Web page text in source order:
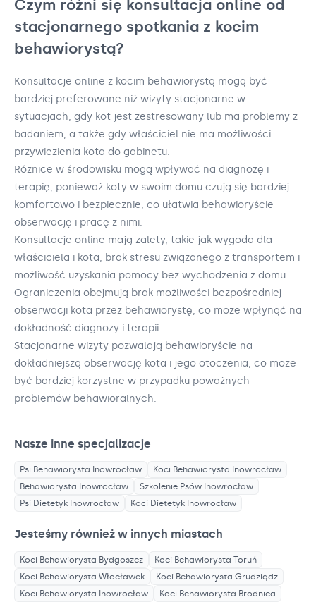
Czym różni się konsultacja online od
stacjonarnego spotkania z kocim
behawiorystą?
Konsultacje online z kocim behawiorystą mogą być
bardziej preferowane niż wizyty stacjonarne w
sytuacjach, gdy kot jest zestresowany lub ma problemy z
badaniem, a także gdy właściciel nie ma możliwości
przywiezienia kota do gabinetu.
Różnice w środowisku mogą wpływać na diagnozę i
terapię, ponieważ koty w swoim domu czują się bardziej
komfortowo i bezpiecznie, co ułatwia behawioryście
obserwację i pracę z nimi.
Konsultacje online mają zalety, takie jak wygoda dla
właściciela i kota, brak stresu związanego z transportem i
możliwość uzyskania pomocy bez wychodzenia z domu.
Ograniczenia obejmują brak możliwości bezpośredniej
obserwacji kota przez behawiorystę, co może wpłynąć na
dokładność diagnozy i terapii.
Stacjonarne wizyty pozwalają behawioryście na
dokładniejszą obserwację kota i jego otoczenia, co może
być bardziej korzystne w przypadku poważnych
problemów behawioralnych.
Nasze inne specjalizacje
Psi Behawiorysta Inowrocław Koci Behawiorysta Inowrocław
Behawiorysta Inowrocław Szkolenie Psów Inowrocław
Psi Dietetyk Inowrocław Koci Dietetyk Inowrocław
Jesteśmy również w innych miastach
Koci Behawiorysta Bydgoszcz Koci Behawiorysta Toruń
Koci Behawiorysta Włocławek Koci Behawiorysta Grudziądz
Koci Behawiorysta Inowrocław Koci Behawiorysta Brodnica